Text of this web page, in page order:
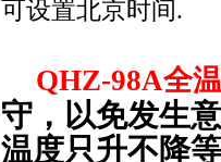
可设置北京时间.
QHZ-98A全
守，以免发生
温度只升不降